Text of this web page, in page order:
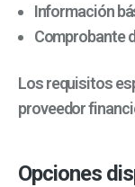
Información
Comprobante
Los requisitos
proveedor
Opciones